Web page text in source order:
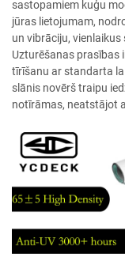
sastopamiem kuģu
jūras lietojumam,
un vibrāciju,
Uzturēšanas prasības
tīrīšanu ar standarta
slānis novērš traipu
notīrāmas, neatstājot